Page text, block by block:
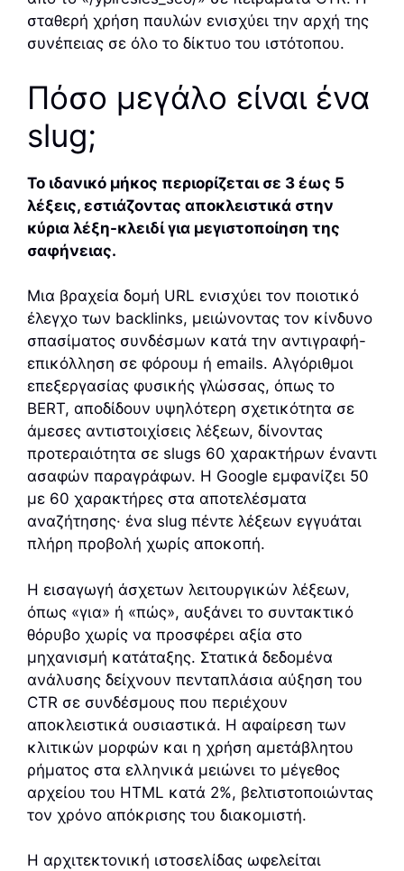
σταθερή χρήση παυλών ενισχύει την αρχή της
συνέπειας σε όλο το δίκτυο του ιστότοπου.
Πόσο μεγάλο είναι ένα
slug;
Το ιδανικό μήκος περιορίζεται σε 3 έως 5
λέξεις, εστιάζοντας αποκλειστικά στην
κύρια λέξη-κλειδί για μεγιστοποίηση της
σαφήνειας.
Μια βραχεία δομή URL ενισχύει τον ποιοτικό
έλεγχο των backlinks, μειώνοντας τον κίνδυνο
σπασίματος συνδέσμων κατά την αντιγραφή-
επικόλληση σε φόρουμ ή emails. Αλγόριθμοι
επεξεργασίας φυσικής γλώσσας, όπως το
BERT, αποδίδουν υψηλότερη σχετικότητα σε
άμεσες αντιστοιχίσεις λέξεων, δίνοντας
προτεραιότητα σε slugs 60 χαρακτήρων έναντι
ασαφών παραγράφων. Η Google εμφανίζει 50
με 60 χαρακτήρες στα αποτελέσματα
αναζήτησης· ένα slug πέντε λέξεων εγγυάται
πλήρη προβολή χωρίς αποκοπή.
Η εισαγωγή άσχετων λειτουργικών λέξεων,
όπως «για» ή «πώς», αυξάνει το συντακτικό
θόρυβο χωρίς να προσφέρει αξία στο
μηχανισμή κατάταξης. Στατικά δεδομένα
ανάλυσης δείχνουν πενταπλάσια αύξηση του
CTR σε συνδέσμους που περιέχουν
αποκλειστικά ουσιαστικά. Η αφαίρεση των
κλιτικών μορφών και η χρήση αμετάβλητου
ρήματος στα ελληνικά μειώνει το μέγεθος
αρχείου του HTML κατά 2%, βελτιστοποιώντας
τον χρόνο απόκρισης του διακομιστή.
Η αρχιτεκτονική ιστοσελίδας ωφελείται